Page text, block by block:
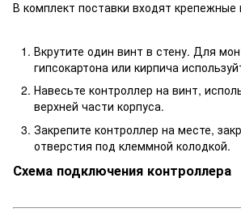
В комплект поставки входят
Вкрутите один винт в стену. Для
гипсокартона или кирпича
Навесьте контроллер на винт,
верхней части корпуса.
Закрепите контроллер на месте,
отверстия под клеммной колодкой.
Схема подключения контроллера